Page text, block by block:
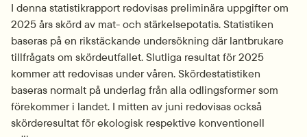
I denna statistikrapport redovisas preliminära uppgifter om
2025 års skörd av mat- och stärkelsepotatis. Statistiken
baseras på en rikstäckande undersökning där lantbrukare
tillfrågats om skördeutfallet. Slutliga resultat för 2025
kommer att redovisas under våren. Skördestatistiken
baseras normalt på underlag från alla odlingsformer som
förekommer i landet. I mitten av juni redovisas också
skörderesultat för ekologisk respektive konventionell